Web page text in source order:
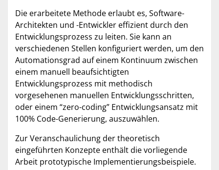
Die erarbeitete Methode erlaubt es, Software-
Architekten und -Entwickler effizient durch den
Entwicklungsprozess zu leiten. Sie kann an
verschiedenen Stellen konfiguriert werden, um den
Automationsgrad auf einem Kontinuum zwischen
einem manuell beaufsichtigten
Entwicklungsprozess mit methodisch
vorgesehenen manuellen Entwicklungsschritten,
oder einem “zero-coding” Entwicklungsansatz mit
100% Code-Generierung, auszuwählen.
Zur Veranschaulichung der theoretisch
eingeführten Konzepte enthält die vorliegende
Arbeit prototypische Implementierungsbeispiele.